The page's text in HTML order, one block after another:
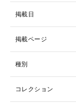
掲載日
掲載ページ
種別
コレクション